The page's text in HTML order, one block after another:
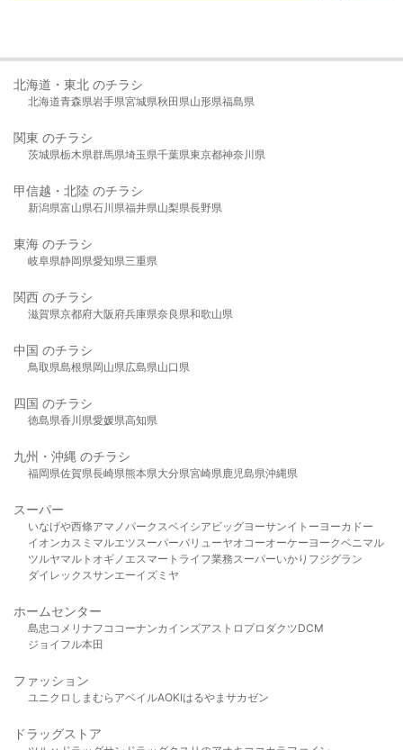
北海道・東北 のチラシ
北海道青森県岩手県宮城県秋田県山形県福島県
関東 のチラシ
茨城県栃木県群馬県埼玉県千葉県東京都神奈川県
甲信越・北陸 のチラシ
新潟県富山県石川県福井県山梨県長野県
東海 のチラシ
岐阜県静岡県愛知県三重県
関西 のチラシ
滋賀県京都府大阪府兵庫県奈良県和歌山県
中国 のチラシ
鳥取県島根県岡山県広島県山口県
四国 のチラシ
徳島県香川県愛媛県高知県
九州・沖縄 のチラシ
福岡県佐賀県長崎県熊本県大分県宮崎県鹿児島県沖縄県
スーパー
いなげや西條アマノパークスベイシア ビッグヨーサンイトーヨーカドー
イオンカスミ マルエツスーパーバリューヤオコーオーケー ヨークベニマル
ツルヤマルト オギノ エスマート ライフ業務スーパーいかり フジグラン
ダイレックスサンエーイズミヤ
ホームセンター
島忠 コメリ ナフコ コーナンカインズアストロプロダクツDCM
ジョイフル本田
ファッション
ユニクロ しまむら アベイルAOKIはるやま サカゼン
ドラッグストア